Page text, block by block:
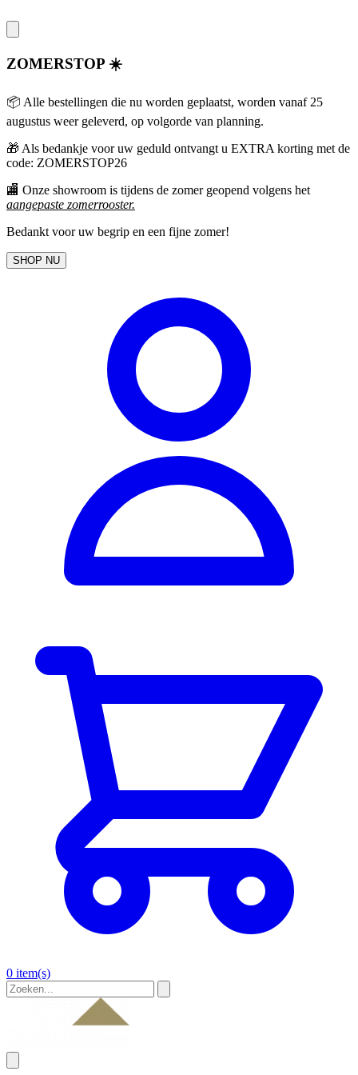
ZOMERSTOP ☀️
📦 Alle bestellingen die nu worden geplaatst, worden vanaf 25
augustus weer geleverd, op volgorde van planning.
🎁 Als bedankje voor uw geduld ontvangt u EXTRA korting met de
code: ZOMERSTOP26
🏬 Onze showroom is tijdens de zomer geopend volgens het
aangepaste zomerrooster.
Bedankt voor uw begrip en een fijne zomer!
SHOP NU
0 item(s)